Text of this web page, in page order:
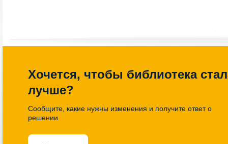
Хочется, чтобы библиотека
лучше?
Сообщите, какие нужны изменения и получите ответ о
решении